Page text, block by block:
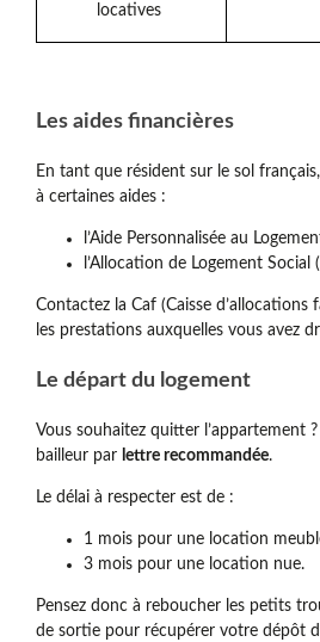
locatives
Les aides financières
En tant que résident sur le sol
à certaines aides :
l’Aide Personnalisée au
l’Allocation de Logement Social
Contactez la Caf (Caisse d’allocations
les prestations auxquelles vous avez
Le départ du logement
Vous souhaitez quitter l’appartement
bailleur par lettre recommandée.
Le délai à respecter est de :
1 mois pour une location
3 mois pour une location nue.
Pensez donc à reboucher les petits
de sortie pour récupérer votre dépôt